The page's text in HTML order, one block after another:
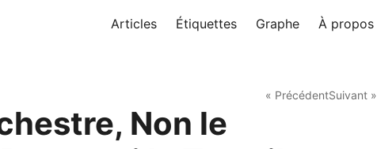
Articles Étiquettes Graphe À propos
« PrécédentSuivant »
Non le